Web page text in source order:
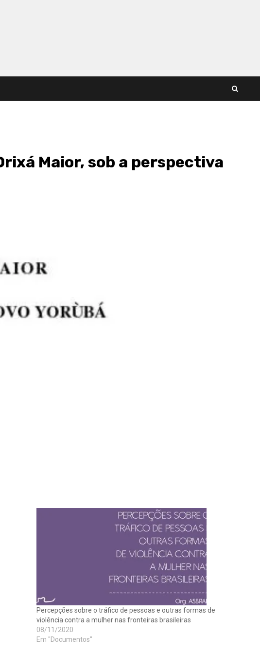
Maior, sob a perspectiva
Percepções sobre o tráfico de pessoas e outras formas de
violência contra a mulher nas fronteiras brasileiras
08/11/2020
Em "Documentos"